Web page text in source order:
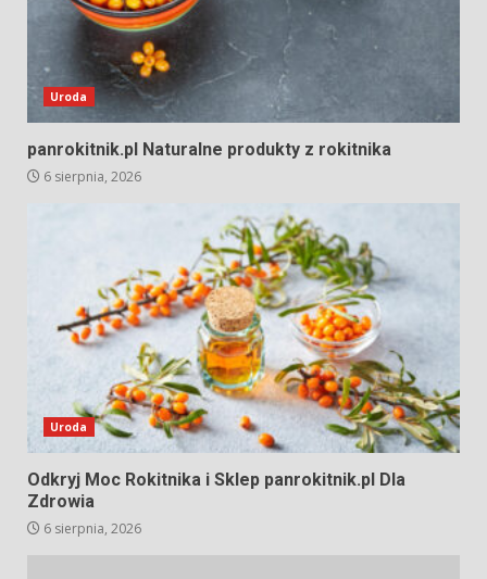
Uroda
panrokitnik.pl Naturalne produkty z rokitnika
6 sierpnia, 2026
Uroda
Odkryj Moc Rokitnika i Sklep panrokitnik.pl Dla
Zdrowia
6 sierpnia, 2026